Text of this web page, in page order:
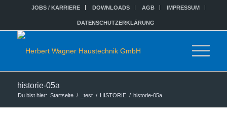
JOBS / KARRIERE DOWNLOADS AGB IMPRESSUM
DATENSCHUTZERKLÄRUNG
historie-05a
Du bist hier: Startseite / _test / HISTORIE / historie-05a